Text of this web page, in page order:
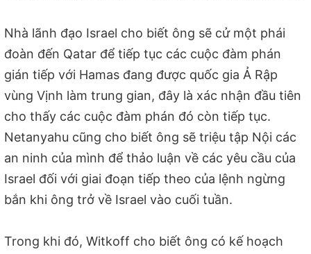
Nhà lãnh đạo Israel cho biết ông sẽ cử một phái
đoàn đến Qatar để tiếp tục các cuộc đàm phán
gián tiếp với Hamas đang được quốc gia Ả Rập
vùng Vịnh làm trung gian, đây là xác nhận đầu tiên
cho thấy các cuộc đàm phán đó còn tiếp tục.
Netanyahu cũng cho biết ông sẽ triệu tập Nội các
an ninh của mình để thảo luận về các yêu cầu của
Israel đối với giai đoạn tiếp theo của lệnh ngừng
bắn khi ông trở về Israel vào cuối tuần.
Trong khi đó, Witkoff cho biết ông có kế hoạch